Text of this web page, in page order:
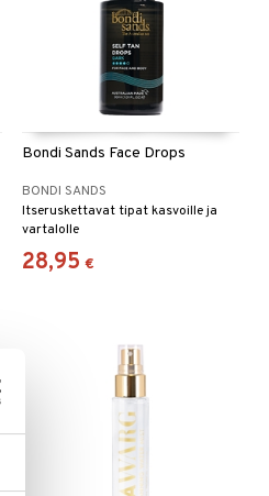
Bondi Sands Face Drops
BONDI SANDS
Itseruskettavat tipat kasvoille ja
vartalolle
28,95 €